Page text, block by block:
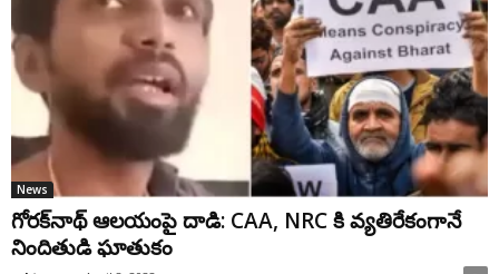
News
గోర‌క్‌నాథ్ ఆల‌యంపై దాడి: CAA, NRC కి వ్య‌తిరేకంగానే
నిందితుడి ఘాతుకం